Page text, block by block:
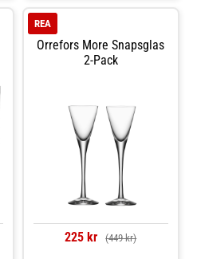
Orrefors More Snapsglas
2-Pack
REA
225 kr (449 kr)